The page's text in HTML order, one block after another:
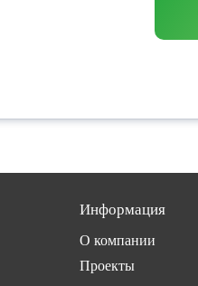
Информация
О компании
Проекты